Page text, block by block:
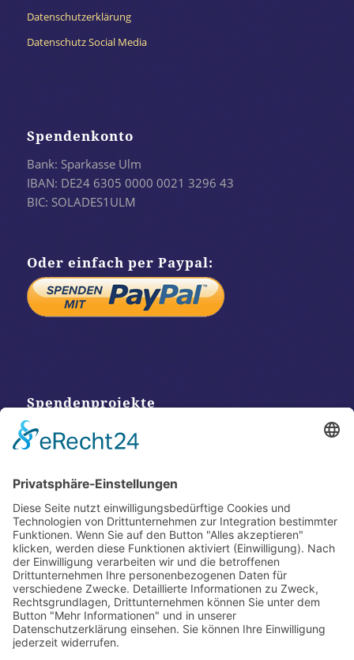
Datenschutzerklärung
Datenschutz Social Media
Spendenkonto
Bank: Sparkasse Ulm
IBAN: DE24 6305 0000 0021 3296 43
BIC: SOLADES1ULM
Oder einfach per Paypal:
Spendenprojekte
Kontakt
Postanschrift
Traumkatzen e.V.